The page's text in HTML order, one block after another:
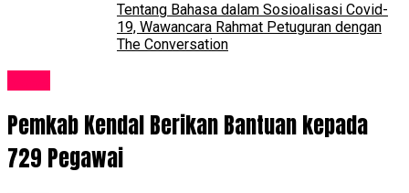
Tentang Bahasa dalam Sosioalisasi Covid-
19, Wawancara Rahmat Petuguran dengan
The Conversation
Pemkab Kendal Berikan Bantuan kepada
729 Pegawai